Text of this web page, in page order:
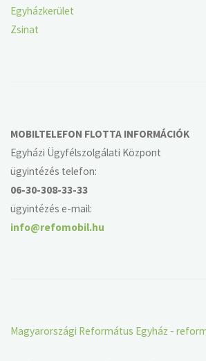
Egyházkerület
Zsinat
MOBILTELEFON FLOTTA INFORMÁCIÓK
Egyházi Ügyfélszolgálati Központ
ügyintézés telefon:
06-30-308-33-33
ügyintézés e-mail:
info@refomobil.hu
Magyarországi Református Egyház -